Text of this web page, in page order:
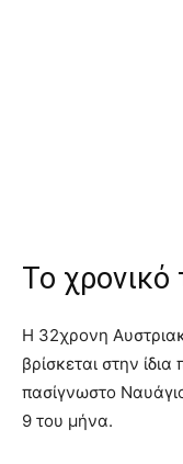
Το χρονικό
Η 32χρονη
βρίσκεται στην ίδια
πασίγνωστο
9 του μήνα.